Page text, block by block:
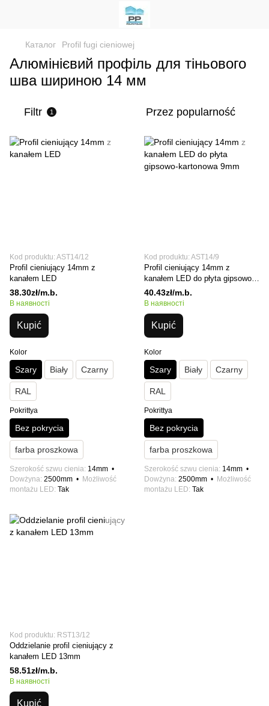
Каталог Profil fugi cieniowej
Алюмінієвий профіль для тіньового
шва шириною 14 мм
Filtr 1 Przez popularność
Kod produktu: AST14/12
Profil cieniujący 14mm z
kanałem LED
38.30zł/m.b.
В наявності
Kupić
Kolor
Szary Biały Czarny
RAL
Pokrittya
Bez pokrycia
farba proszkowa
Szerokość szwu cienia 14mm
Dowżyna 2500mm
Możliwość
montażu LED Tak
Kod produktu: AST14/9
Profil cieniujący 14mm z
kanałem LED do płyta gipsowo-
kartonowa 9mm
40.43zł/m.b.
В наявності
Kupić
Kolor
Szary Biały Czarny
RAL
Pokrittya
Bez pokrycia
farba proszkowa
Szerokość szwu cienia 14mm
Dowżyna 2500mm
Możliwość
montażu LED Tak
Kod produktu: RST13/12
Oddzielanie profil cieniujący z
kanałem LED 13mm
58.51zł/m.b.
В наявності
Kupić